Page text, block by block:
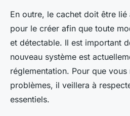
En outre, le cachet doit être lié
pour le créer afin que toute
et détectable. Il est important
nouveau système est
réglementation. Pour que
problèmes, il veillera à
essentiels.